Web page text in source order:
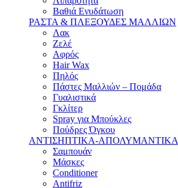
Βαθιά Ενυδάτωση
ΡΑΣΤΑ & ΠΛΕΞΟΥΔΕΣ ΜΑΛΛΙΩΝ
Λακ
Ζελέ
Αφρός
Hair Wax
Πηλός
Πάστες Μαλλιών – Πομάδα
Γυαλιστικά
Γκλίτερ
Spray για Μπούκλες
Πούδρες Όγκου
ΑΝΤΙΣΗΠΤΙΚΑ-ΑΠΟΛΥΜΑΝΤΙΚΑ
Σαμπουάν
Μάσκες
Conditioner
Antifriz